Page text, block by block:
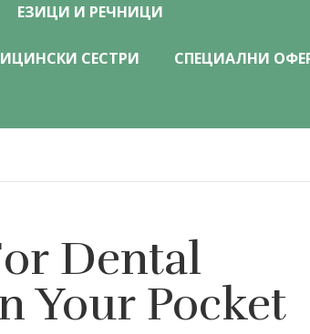
ЕЗИЦИ И РЕЧНИЦИ
СЕСТРИ СПЕЦИАЛНИ
Dental
Your Pocket